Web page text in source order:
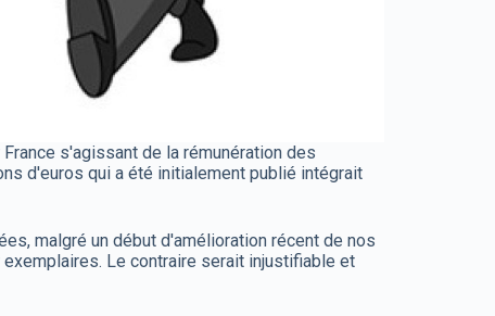
s'agissant de la rémunération des
d'euros qui a été initialement publié intégrait
malgré un début d'amélioration récent de nos
Le contraire serait injustifiable et